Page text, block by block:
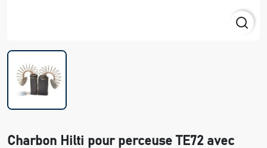
Charbon Hilti pour perceuse TE72 avec